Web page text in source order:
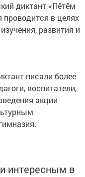
диктант «Пĕтĕм
в целях
развития и
писали более
воспитатели,
акции
интересным в